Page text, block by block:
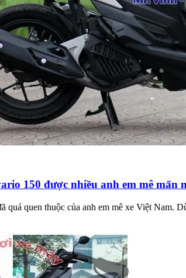
150 được nhiều anh em mê mẩn
quá quen thuộc của anh em mê xe Việt Nam.